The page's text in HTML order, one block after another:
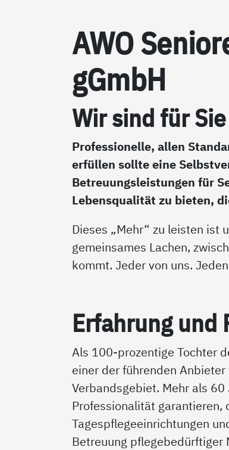
AWO
gGmbH
Wir sind für
Professionelle, allen
erfüllen sollte eine
Betreuungsleistungen für
Lebensqualität zu bieten,
Dieses „Mehr“ zu leisten ist
gemeinsames Lachen,
kommt. Jeder von uns.
Er­fah­rung und
Als 100-prozentige Tochter
einer der führenden
Verbandsgebiet. Mehr als
Professionalität garantieren,
Tagespflegeeinrichtungen
Betreuung pflegebedürftiger